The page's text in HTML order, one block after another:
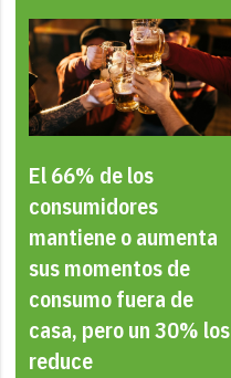
El 66% de los
consumidores
mantiene o aumenta
sus momentos de
consumo fuera de
casa, pero un 30% los
reduce